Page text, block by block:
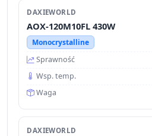
DAXIEWORLD
AOX-120M10FL 430W
Monocrystalline
Sprawność
Wsp. temp.
Waga
DAXIEWORLD